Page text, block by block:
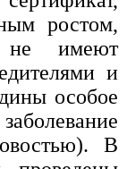
ростом,
не имеют
и
особое
В